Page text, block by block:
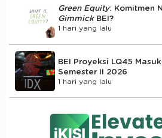
Green Equity: Komitmen
Gimmick BEI?
1 hari yang lalu
BEI Proyeksi LQ45
Semester II 2026
1 hari yang lalu